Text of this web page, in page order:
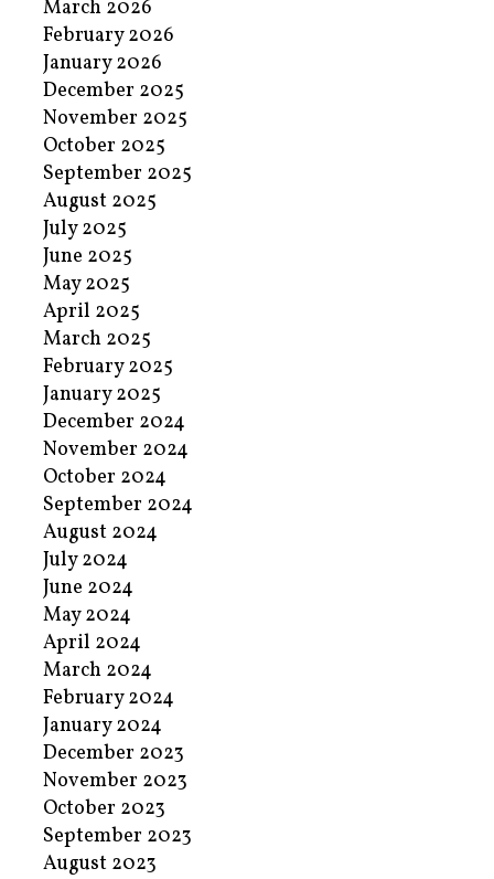
March 2026
February 2026
January 2026
December 2025
November 2025
October 2025
September 2025
August 2025
July 2025
June 2025
May 2025
April 2025
March 2025
February 2025
January 2025
December 2024
November 2024
October 2024
September 2024
August 2024
July 2024
June 2024
May 2024
April 2024
March 2024
February 2024
January 2024
December 2023
November 2023
October 2023
September 2023
August 2023